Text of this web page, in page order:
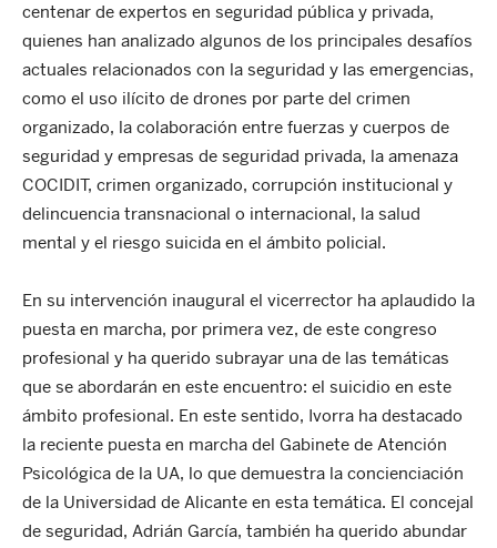
centenar de expertos en seguridad pública y privada,
quienes han analizado algunos de los principales desafíos
actuales relacionados con la seguridad y las emergencias,
como el uso ilícito de drones por parte del crimen
organizado, la colaboración entre fuerzas y cuerpos de
seguridad y empresas de seguridad privada, la amenaza
COCIDIT, crimen organizado, corrupción institucional y
delincuencia transnacional o internacional, la salud
mental y el riesgo suicida en el ámbito policial.
En su intervención inaugural el vicerrector ha aplaudido la
puesta en marcha, por primera vez, de este congreso
profesional y ha querido subrayar una de las temáticas
que se abordarán en este encuentro: el suicidio en este
ámbito profesional. En este sentido, Ivorra ha destacado
la reciente puesta en marcha del Gabinete de Atención
Psicológica de la UA, lo que demuestra la concienciación
de la Universidad de Alicante en esta temática. El concejal
de seguridad, Adrián García, también ha querido abundar